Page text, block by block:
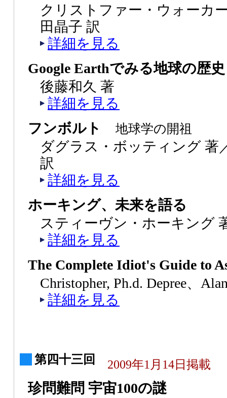
クリストファー・ウォーカ
田晶子 訳
詳細を見る
Google Earthでみる地球の歴史
後藤和久 著
詳細を見る
フンボルト 地球学の開祖
ダグラス・ボッティング 著
訳
詳細を見る
ホーキング、未来を語る
スティーヴン・ホーキング
詳細を見る
The Complete Idiot's Guide to
Christopher, Ph.d. Depree、
詳細を見る
第四十三回 2009年1月14日掲載
珍問難問 宇宙100の謎